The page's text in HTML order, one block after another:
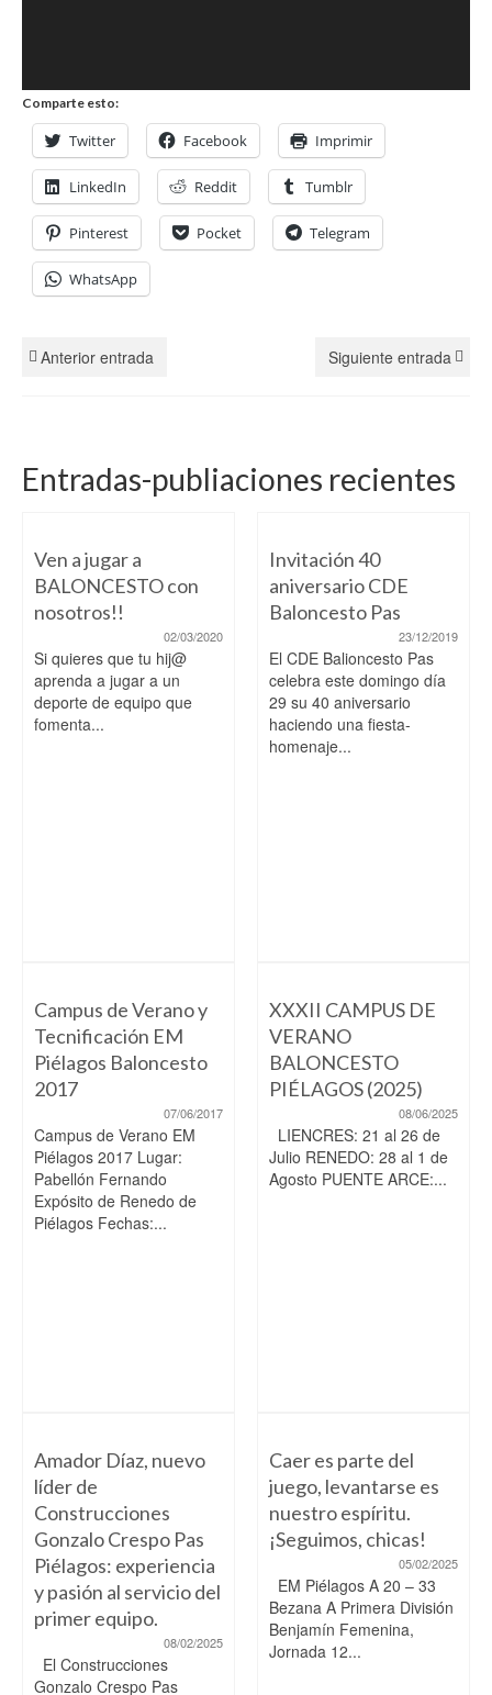
Comparte esto:
Twitter Facebook Imprimir
LinkedIn Reddit Tumblr
Pinterest Pocket Telegram
WhatsApp
Anterior entrada Siguiente entrada
Entradas-publiaciones recientes
Ven a jugar a
BALONCESTO con
nosotros!!
02/03/2020
Si quieres que tu hij@
aprenda a jugar a un
deporte de equipo que
fomenta...
Invitación 40
aniversario CDE
Baloncesto Pas
23/12/2019
El CDE Balioncesto Pas
celebra este domingo día
29 su 40 aniversario
haciendo una fiesta-
homenaje...
Campus de Verano y
Tecnificación EM
Piélagos Baloncesto
2017
07/06/2017
Campus de Verano EM
Piélagos 2017 Lugar:
Pabellón Fernando
Expósito de Renedo de
Piélagos Fechas:...
XXXII CAMPUS DE
VERANO
BALONCESTO
PIÉLAGOS (2025)
08/06/2025
LIENCRES: 21 al 26 de
Julio RENEDO: 28 al 1 de
Agosto PUENTE ARCE:...
Amador Díaz, nuevo
líder de
Construcciones
Gonzalo Crespo Pas
Piélagos: experiencia
y pasión al servicio del
primer equipo.
08/02/2025
El Construcciones
Gonzalo Crespo Pas
Caer es parte del
juego, levantarse es
nuestro espíritu.
¡Seguimos, chicas!
05/02/2025
EM Piélagos A 20 – 33
Bezana A Primera División
Benjamín Femenina,
Jornada 12...